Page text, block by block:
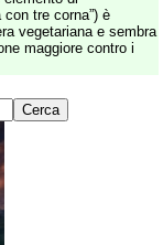
tre corna”) è
vegetariana e sembra
maggiore contro i